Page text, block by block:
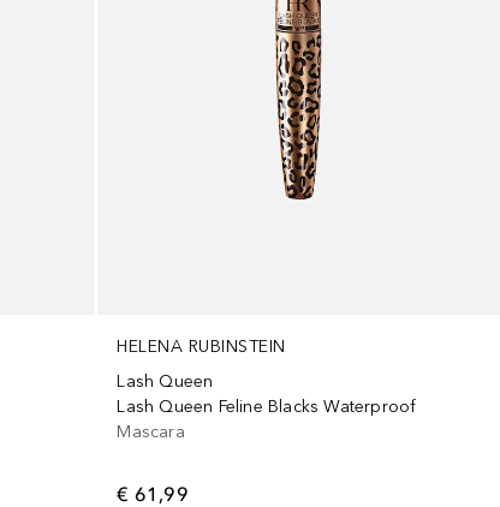
HELENA RUBINSTEIN
Lash Queen
Lash Queen Feline Blacks Waterproof
Mascara
€ 61,99